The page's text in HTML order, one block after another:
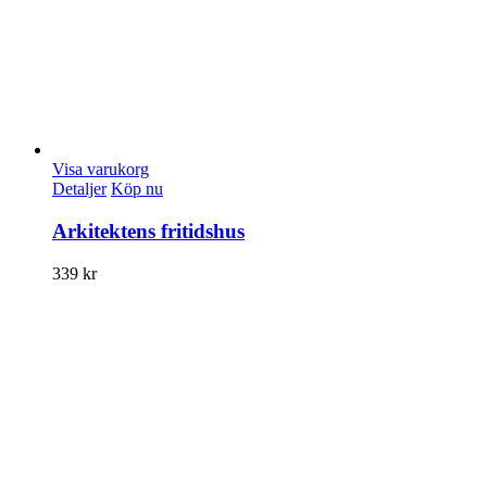
Visa varukorg
Detaljer Köp nu
Arkitektens fritidshus
339 kr